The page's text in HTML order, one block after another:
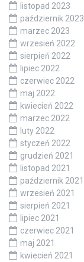
listopad 2023
październik 2023
marzec 2023
wrzesień 2022
sierpień 2022
lipiec 2022
czerwiec 2022
maj 2022
kwiecień 2022
marzec 2022
luty 2022
styczeń 2022
grudzień 2021
listopad 2021
październik 2021
wrzesień 2021
sierpień 2021
lipiec 2021
czerwiec 2021
maj 2021
kwiecień 2021